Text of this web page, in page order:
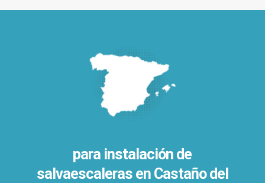
para instalación de
salvaescaleras en Castaño del